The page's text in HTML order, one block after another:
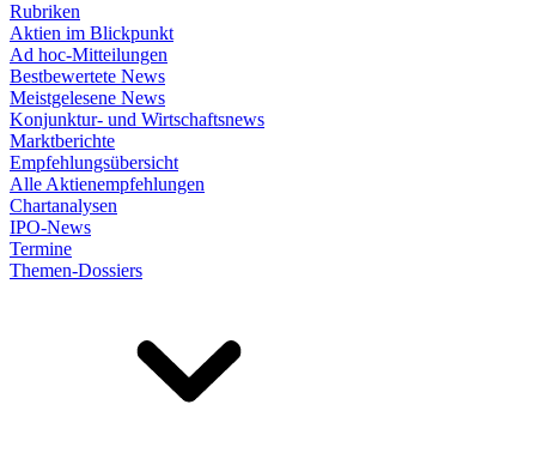
Rubriken
Aktien im Blickpunkt
Ad hoc-Mitteilungen
Bestbewertete News
Meistgelesene News
Konjunktur- und Wirtschaftsnews
Marktberichte
Empfehlungsübersicht
Alle Aktienempfehlungen
Chartanalysen
IPO-News
Termine
Themen-Dossiers